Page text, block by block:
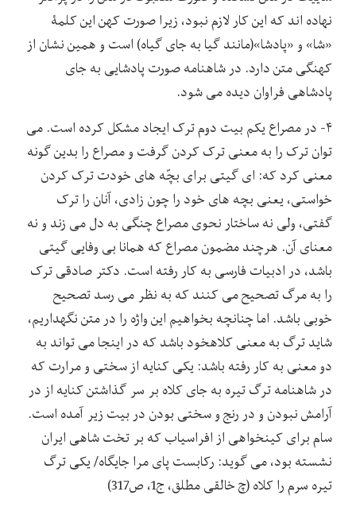
نهاده اند که این کار لازم نبود، زیرا صورت کهن این کلمۀ
«شا» و «پادشا»(مانند گیا به جای گیاه) است و همین نشان از
کهنگی متن دارد. در شاهنامه صورت پادشایی به جای
پادشاهی فراوان دیده می شود.
۴- در مصراع یکم بیت دوم ترک ایجاد مشکل کرده است. می
توان ترک را به معنی ترک کردن گرفت و مصراع را بدین گونه
معنی کرد که: ای گیتی برای بچّه های خودت ترک کردن
خواستی، یعنی بچه های خود را چون زادی، آنان را ترک
گفتی، ولی نه ساختار نحوی مصراع چنگی به دل می زند و نه
معنای آن. هرچند مضمون مصراع که همانا بی وفایی گیتی
باشد، در ادبیات فارسی به کار رفته است. دکتر صادقی ترک
را به مرگ تصحیح می کنند که به نظر می رسد تصحیح
خوبی باشد. اما چنانچه بخواهیم این واژه را در متن نگهداریم،
شاید ترگ به معنی کلاهخود باشد که در اینجا می تواند به
دو معنی به کار رفته باشد: یکی کنایه از سختی و مرارت که
در شاهنامه ترگ تیره به جای کلاه بر سر گذاشتن کنایه از در
آرامش نبودن و در رنج و سختی بودن در بیت زیر آمده است.
سام برای کین­خواهی از افراسیاب که بر تخت شاهی ایران
نشسته بود، می گوید: رکابست پای مرا جایگاه/ یکی ترگ
تیره سرم را کلاه (چ خالقی مطلق، ج1، ص317)